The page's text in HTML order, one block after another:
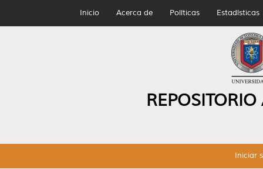
Inicio Acerca de Políticas Estadísticas
Iniciar